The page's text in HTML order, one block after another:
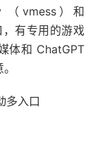
（vmess）和
有专用的游戏
体和 ChatGPT
多入口